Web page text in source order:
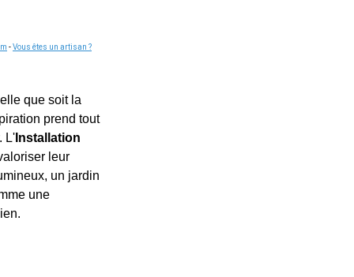
-Vous êtes un artisan ?
que soit la
prend tout
L' Installation
leur
un jardin
une